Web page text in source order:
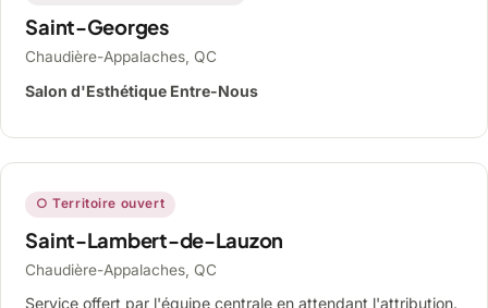
Saint-Georges
Chaudière-Appalaches, QC
Salon d'Esthétique Entre-Nous
○ Territoire ouvert
Saint-Lambert-de-Lauzon
Chaudière-Appalaches, QC
Service offert par l'équipe centrale en attendant l'attribution.